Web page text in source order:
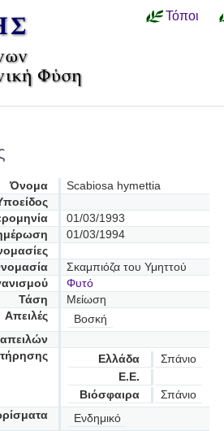
Τόποι
Όνομα
Scabiosa hymettia
01/03/1993
01/03/1994
Σκαμπιόζα του Υμηττού
Φυτό
Τάση
Μείωση
Απειλές
Βοσκή
Ελλάδα
Σπάνιο
Ε.Ε.
Βιόσφαιρα
Σπάνιο
Ενδημικό